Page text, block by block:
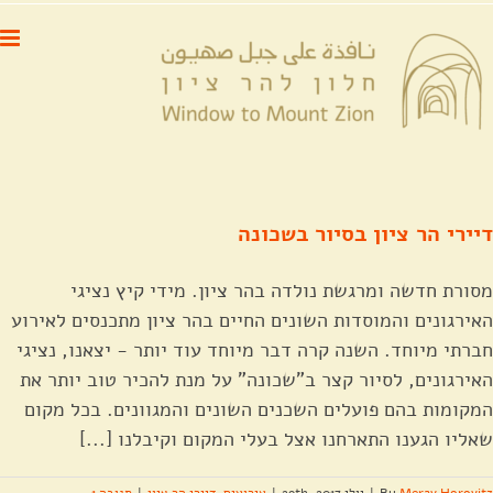
דלג
לתוכן
דיירי הר ציון בסיור בשכונה
מסורת חדשה ומרגשת נולדה בהר ציון. מידי קיץ נציגי
האירגונים והמוסדות השונים החיים בהר ציון מתכנסים לאירוע
חברתי מיוחד. השנה קרה דבר מיוחד עוד יותר - יצאנו, נציגי
האירגונים, לסיור קצר ב"שכונה" על מנת להכיר טוב יותר את
המקומות בהם פועלים השכנים השונים והמגוונים. בכל מקום
שאליו הגענו התארחנו אצל בעלי המקום וקיבלנו [...]